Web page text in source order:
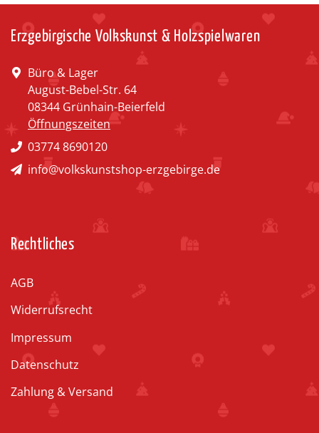
Erzgebirgische Volkskunst & Holzspielwaren
Büro & Lager
August-Bebel-Str. 64
08344 Grünhain-Beierfeld
Öffnungszeiten
03774 8690120
info@volkskunstshop-erzgebirge.de
Rechtliches
AGB
Widerrufsrecht
Impressum
Datenschutz
Zahlung & Versand